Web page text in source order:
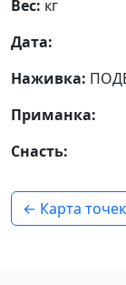
Вес: кг
Дата:
Наживка:
Приманка:
Снасть:
← Карта точек